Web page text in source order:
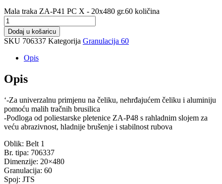
Mala traka ZA-P41 PC X - 20x480 gr.60 količina
Dodaj u košaricu
SKU 706337 Kategorija Granulacija 60
Opis
Opis
‘-Za univerzalnu primjenu na čeliku, nehrđajućem čeliku i aluminiju
pomoću malih tračnih brusilica
-Podloga od poliestarske pletenice ZA-P48 s rahladnim slojem za
veću abrazivnost, hladnije brušenje i stabilnost rubova
Oblik: Belt 1
Br. tipa: 706337
Dimenzije: 20×480
Granulacija: 60
Spoj: JTS